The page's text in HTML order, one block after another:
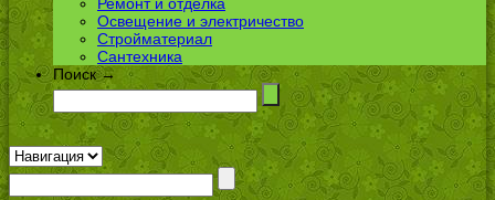
Освещение и электричество
Стройматериал
Сантехника
Поиск →